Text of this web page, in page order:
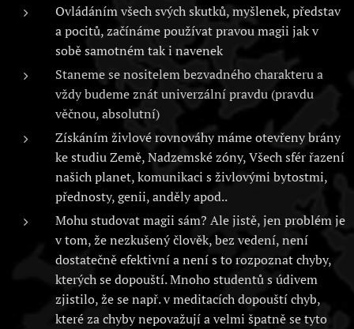
Ovládáním všech svých skutků, myšlenek, představ
a pocitů, začínáme používat pravou magii jak v
sobě samotném tak i navenek
Staneme se nositelem bezvadného charakteru a
vždy budeme znát univerzální pravdu (pravdu
věčnou, absolutní)
Získáním živlové rovnováhy máme otevřeny brány
ke studiu Země, Nadzemské zóny, Všech sfér řazení
našich planet, komunikaci s živlovými bytostmi,
přednosty, genii, anděly apod..
Mohu studovat magii sám? Ale jistě, jen problém je
v tom, že nezkušený člověk, bez vedení, není
dostatečně efektivní a není s to rozpoznat chyby,
kterých se dopouští. Mnoho studentů s údivem
zjistilo, že se např. v meditacích dopouští chyb,
které za chyby nepovažují a velmi špatně se tyto